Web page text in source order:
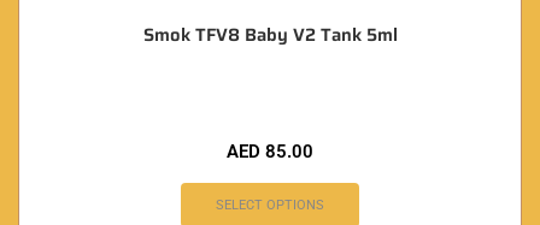
Smok TFV8 Baby V2 Tank 5ml
AED 85.00
SELECT OPTIONS